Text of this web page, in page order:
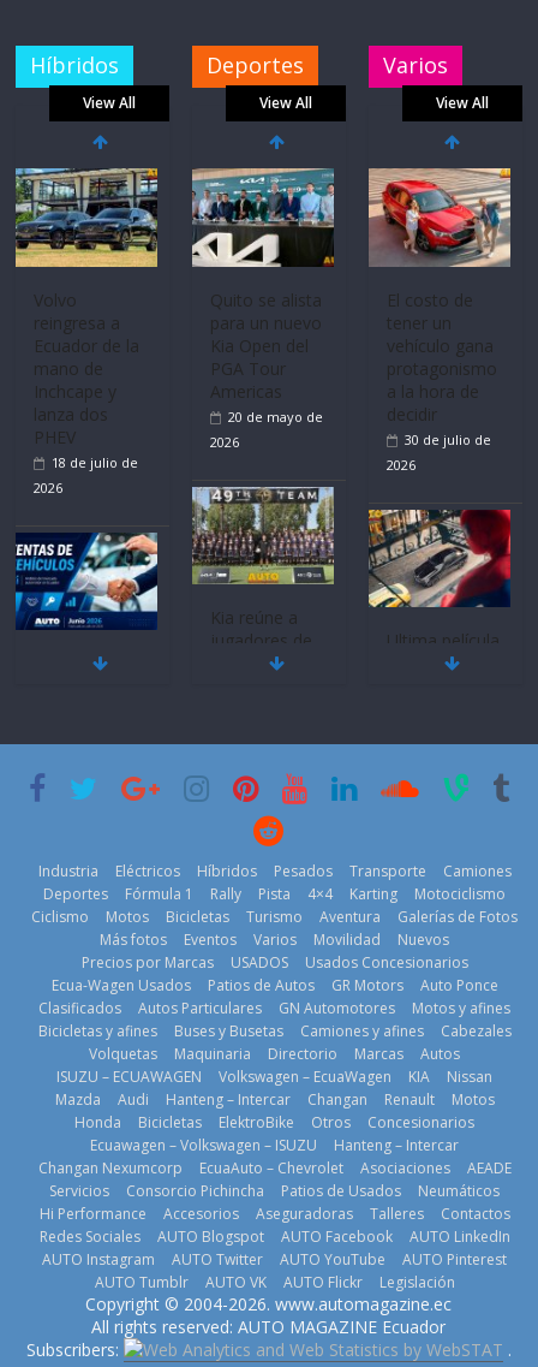
Híbridos
View All
Volvo
reingresa a
Ecuador de la
mano de
Inchcape y
lanza dos
PHEV
18 de julio de
2026
Mercado
historia
11 de julio de
BMW, Toyota,
Bosch y
prueban flota
que usa
gasolina 100%
renovable
25 de julio de
2026
Deportes
View All
Quito se alista
para un nuevo
Kia Open del
PGA Tour
Americas
20 de mayo de
2026
Kia reúne a
jugadores de
fútbol de todo
2026
La Vuelta al
Ecuador 2026,
edición 47ª,
recorre 7
provincias en 8
días
1 de agosto de
2026
La FEDAK
recibe 12
Sinotruk
Varios
View All
El costo de
tener un
vehículo gana
protagonismo
a la hora de
decidir
30 de julio de
2026
Ultima película
‘Spider‑Man:
29 de julio de
¿Qué puede
pasar con tu
vehículo si
permanece
varios días sin
usar?
3 de agosto de
2026
La FEDAK
recibe 12
Industria Eléctricos Híbridos Pesados Transporte
Camiones
Deportes
Fórmula 1 Rally Pista 4×4 Karting
Motociclismo
Ciclismo
Motos Bicicletas Turismo Aventura
Galerías de Fotos
Más fotos
Eventos Varios Movilidad
Nuevos
Precios por Marcas
USADOS
Usados Concesionarios
Ecua-Wagen Usados
Patios de Autos GR Motors
Auto Ponce
Clasificados
Autos Particulares GN Automotores
Motos y afines
Bicicletas y afines
Buses y Busetas Camiones y afines
Cabezales
Volquetas
Maquinaria Directorio Marcas
Autos
ISUZU – ECUAWAGEN
Volkswagen – EcuaWagen KIA
Nissan
Mazda
Audi Hanteng – Intercar Changan Renault
Motos
Honda
Bicicletas ElektroBike Otros
Concesionarios
Ecuawagen – Volkswagen – ISUZU
Hanteng – Intercar
Changan Nexumcorp
EcuaAuto – Chevrolet Asociaciones
AEADE
Servicios
Consorcio Pichincha Patios de Usados
Neumáticos
Hi Performance
Accesorios Aseguradoras Talleres
Contactos
Redes Sociales
AUTO Blogspot AUTO Facebook
AUTO LinkedIn
AUTO Instagram
AUTO Twitter AUTO YouTube
AUTO Pinterest
AUTO Tumblr
AUTO VK AUTO Flickr Legislación
Copyright © 2004-2026. www.automagazine.ec
All rights reserved: AUTO MAGAZINE Ecuador
Subscribers:
.